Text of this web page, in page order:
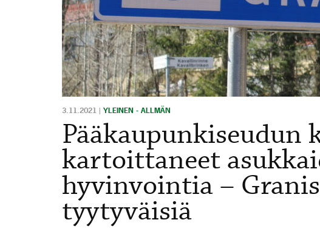
3.11.2021 | YLEINEN - ALLMÄN
Pääkaupunkiseudun
kartoittaneet
hyvinvointia –
tyytyväisiä